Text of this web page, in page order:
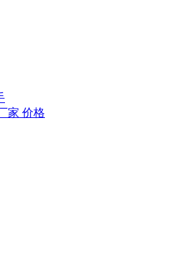
家 价格